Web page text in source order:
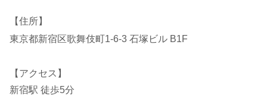
【住所】
東京都新宿区歌舞伎町1-6-3 石塚ビル B1F
【アクセス】
新宿駅 徒歩5分